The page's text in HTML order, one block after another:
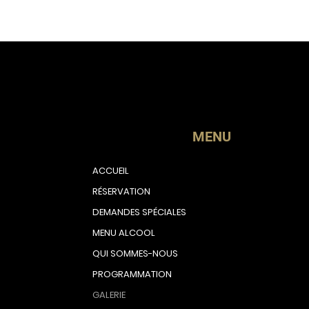
MENU
ACCUEIL
RÉSERVATION
DEMANDES SPÉCIALES
MENU ALCOOL
QUI SOMMES-NOUS
PROGRAMMATION
GALERIE